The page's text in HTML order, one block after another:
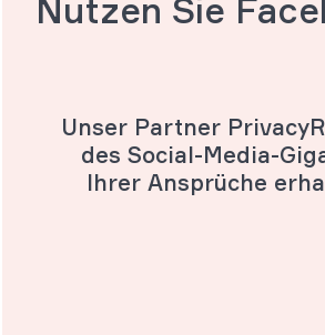
Nutzen Sie
Unser Partner
des Social-Media-
Ihrer Ansprüche